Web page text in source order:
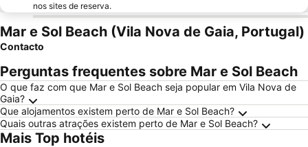
nos sites de reserva.
Mar e Sol Beach (Vila Nova de Gaia, Portugal)
Contacto
Perguntas frequentes sobre Mar e Sol Beach
O que faz com que Mar e Sol Beach seja popular em Vila Nova de
Gaia?
Que alojamentos existem perto de Mar e Sol Beach?
Quais outras atrações existem perto de Mar e Sol Beach?
Mais Top hotéis